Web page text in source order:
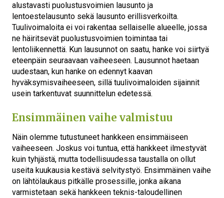
Keitä olemme
Mitä teemme
Tule mukaan
Hankkeet
Ajankohtaista
Ota yhteyttä
alustavasti puolustusvoimien lausunto ja
lentoestelausunto sekä lausunto erillisverkoilta.
Tuulivoimaloita ei voi rakentaa sellaiselle alueelle, jossa
ne häiritsevät puolustusvoimien toimintaa tai
lentoliikennettä. Kun lausunnot on saatu, hanke voi siirtyä
eteenpäin seuraavaan vaiheeseen. Lausunnot haetaan
uudestaan, kun hanke on edennyt kaavan
hyväksymisvaiheeseen, sillä tuulivoimaloiden sijainnit
usein tarkentuvat suunnittelun edetessä.
Ensimmäinen vaihe valmistuu
Näin olemme tutustuneet hankkeen ensimmäiseen
vaiheeseen. Joskus voi tuntua, että hankkeet ilmestyvät
kuin tyhjästä, mutta todellisuudessa taustalla on ollut
useita kuukausia kestävä selvitystyö. Ensimmäinen vaihe
on lähtölaukaus pitkälle prosessille, jonka aikana
varmistetaan sekä hankkeen teknis-taloudellinen